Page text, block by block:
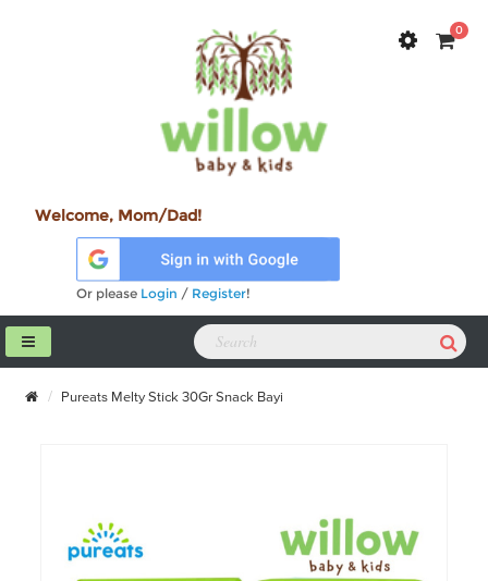
0
Welcome, Mom/Dad!
Or please Login / Register!
Pureats Melty Stick 30Gr Snack Bayi